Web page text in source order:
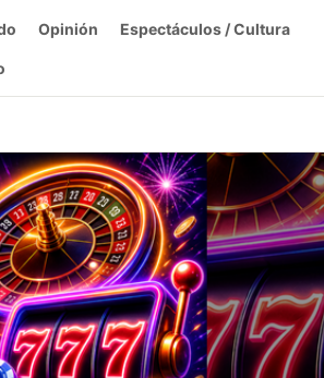
Opinión Espectáculos / Cultura